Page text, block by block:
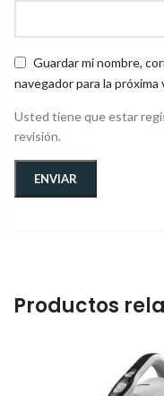
Guardar mi nombre,
navegador para la
Usted tiene que estar
revisión.
Productos